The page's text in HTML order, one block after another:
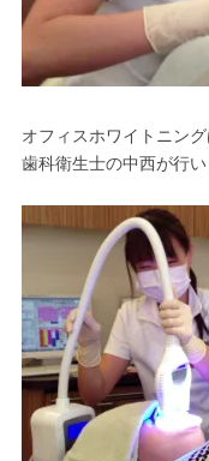
オフィスホワイトニング
歯科衛生士の中西が行い